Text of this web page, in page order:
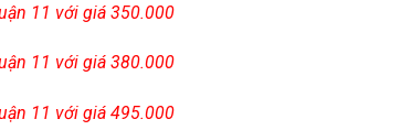
11 với giá 350.000
11 với giá 380.000
11 với giá 495.000